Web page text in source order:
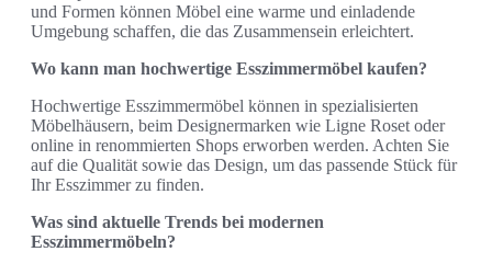
und Formen können Möbel eine warme und einladende
Umgebung schaffen, die das Zusammensein erleichtert.
Wo kann man hochwertige Esszimmermöbel kaufen?
Hochwertige Esszimmermöbel können in spezialisierten
Möbelhäusern, beim Designermarken wie Ligne Roset oder
online in renommierten Shops erworben werden. Achten Sie
auf die Qualität sowie das Design, um das passende Stück für
Ihr Esszimmer zu finden.
Was sind aktuelle Trends bei modernen
Esszimmermöbeln?